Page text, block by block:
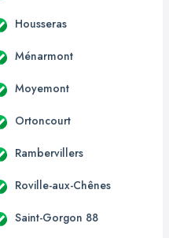
Housseras
Ménarmont
Moyemont
Ortoncourt
Rambervillers
Roville-aux-Chênes
Saint-Gorgon 88